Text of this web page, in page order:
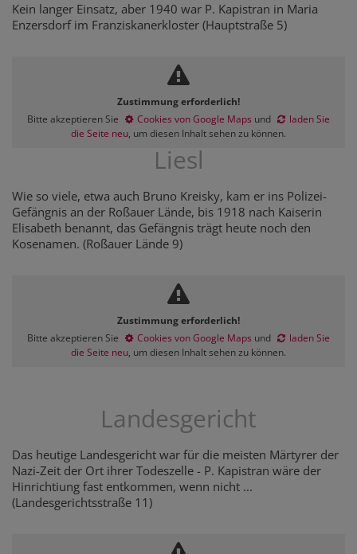
Kein langer Einsatz, aber 1940 war P. Kapistran in Maria
Enzersdorf im Franziskanerkloster (Hauptstraße 5)
Zustimmung erforderlich!
Bitte akzeptieren Sie
Cookies von Google Maps und
laden Sie
die Seite neu, um diesen Inhalt sehen zu können.
Liesl
Wie so viele, etwa auch Bruno Kreisky, kam er ins Polizei-
Gefängnis an der Roßauer Lände, bis 1918 nach Kaiserin
Elisabeth benannt, das Gefängnis trägt heute noch den
Kosenamen. (Roßauer Lände 9)
Zustimmung erforderlich!
Bitte akzeptieren Sie
Cookies von Google Maps und
laden Sie
die Seite neu, um diesen Inhalt sehen zu können.
Landesgericht
Das heutige Landesgericht war für die meisten Märtyrer der
Nazi-Zeit der Ort ihrer Todeszelle - P. Kapistran wäre der
Hinrichtiung fast entkommen, wenn nicht ...
(Landesgerichtsstraße 11)